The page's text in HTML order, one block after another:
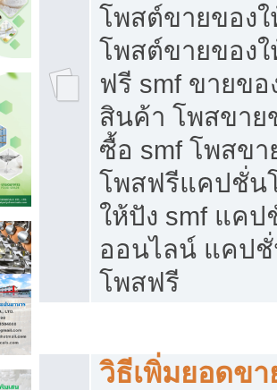
โพสต์ขายของ
โพสต์ขายของ
ฟรี smf ขายข
สินค้า โพสขาย
ซื้อ smf โพสข
โพสฟรีแคปชั่น
ให้ปัง smf แค
ออนไลน์ แคป
โพสฟรี
วิธีเพิ่มยอดข